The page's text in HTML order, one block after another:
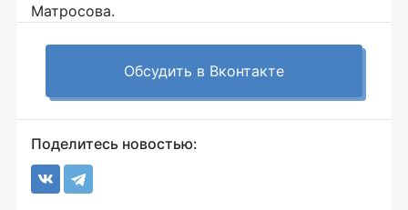
Матросова.
Обсудить в Вконтакте
Поделитесь новостью: